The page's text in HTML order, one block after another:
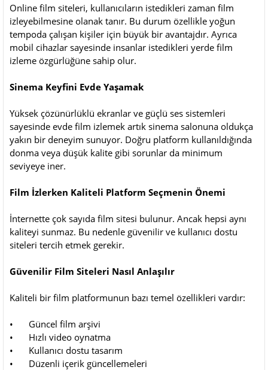
Online film siteleri, kullanıcıların istedikleri zaman film
izleyebilmesine olanak tanır. Bu durum özellikle yoğun
tempoda çalışan kişiler için büyük bir avantajdır. Ayrıca
mobil cihazlar sayesinde insanlar istedikleri yerde film
izleme özgürlüğüne sahip olur.
Sinema Keyfini Evde Yaşamak
Yüksek çözünürlüklü ekranlar ve güçlü ses sistemleri
sayesinde evde film izlemek artık sinema salonuna oldukça
yakın bir deneyim sunuyor. Doğru platform kullanıldığında
donma veya düşük kalite gibi sorunlar da minimum
seviyeye iner.
Film İzlerken Kaliteli Platform Seçmenin Önemi
İnternette çok sayıda film sitesi bulunur. Ancak hepsi aynı
kaliteyi sunmaz. Bu nedenle güvenilir ve kullanıcı dostu
siteleri tercih etmek gerekir.
Güvenilir Film Siteleri Nasıl Anlaşılır
Kaliteli bir film platformunun bazı temel özellikleri vardır:
•
Güncel film arşivi
•
Hızlı video oynatma
•
Kullanıcı dostu tasarım
•
Düzenli içerik güncellemeleri